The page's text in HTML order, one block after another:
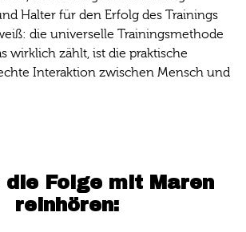
Halter für den Erfolg des Trainings
die universelle Trainingsmethode
wirklich zählt, ist die praktische
Interaktion zwischen Mensch und
Folge mit Maren
reinhören: